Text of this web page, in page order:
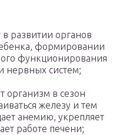
в развитии органов
формировании
функционирования
нервных систем;
организм в сезон
железу и тем
анемию, укрепляет
работе печени;